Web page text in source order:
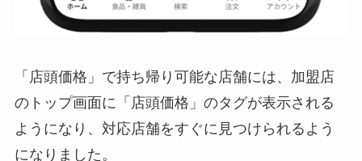
「店頭価格」で持ち帰り可能な店舗には、加盟店
のトップ画面に「店頭価格」のタグが表示される
ようになり、対応店舗をすぐに見つけられるよう
になりました。